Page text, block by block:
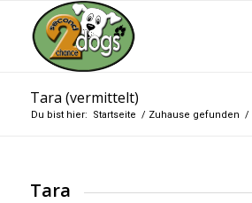
Tara (vermittelt)
Du bist hier: Startseite / Zuhause gefunden /
Tara